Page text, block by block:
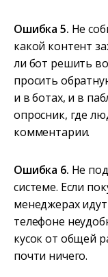
Ошибка 5. Не
какой контент
ли бот решить
просить
и в ботах, и в
опросник, где
комментарии.
Ошибка 6. Не
системе. Если
менеджерах
телефоне
кусок от общей
почти ничего.